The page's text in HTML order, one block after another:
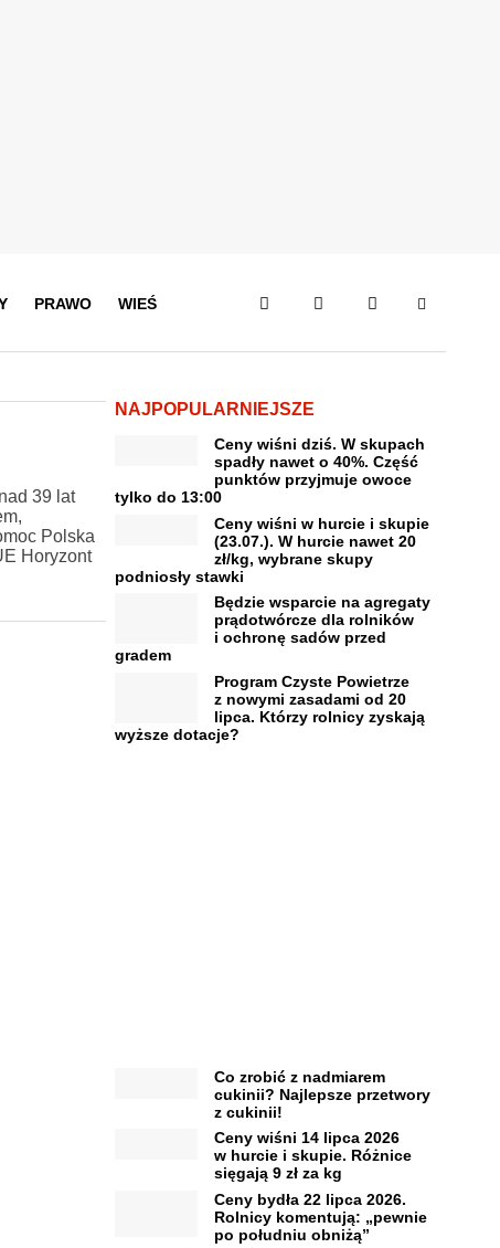
PRAWO WIEŚ
39 lat
Polska
Horyzont
NAJPOPULARNIEJSZE
Ceny wiśni dziś. W skupach
spadły nawet o 40%. Część
punktów przyjmuje owoce
tylko do 13:00
Ceny wiśni w hurcie i skupie
(23.07.). W hurcie nawet 20
zł/kg, wybrane skupy
podniosły stawki
Będzie wsparcie na agregaty
prądotwórcze dla rolników
i ochronę sadów przed
gradem
Program Czyste Powietrze
z nowymi zasadami od 20
lipca. Którzy rolnicy zyskają
wyższe dotacje?
Co zrobić z nadmiarem
cukinii? Najlepsze przetwory
z cukinii!
Ceny wiśni 14 lipca 2026
w hurcie i skupie. Różnice
sięgają 9 zł za kg
Ceny bydła 22 lipca 2026.
Rolnicy komentują: „pewnie
po południu obniżą”